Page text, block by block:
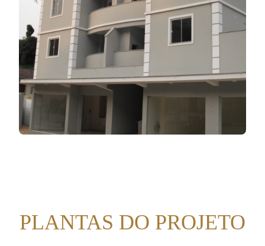
PLANTAS DO PROJETO